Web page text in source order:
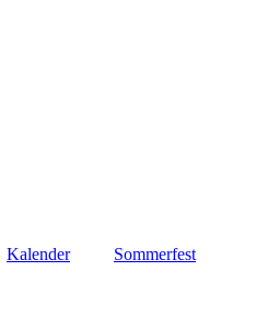
Kalender Sommerfest